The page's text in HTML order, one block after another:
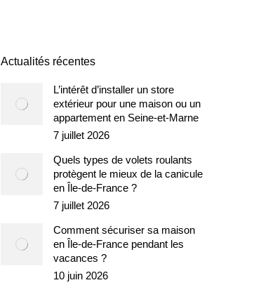
Actualités récentes
L’intérêt d’installer un store
extérieur pour une maison ou un
appartement en Seine-et-Marne
7 juillet 2026
Quels types de volets roulants
protègent le mieux de la canicule
en Île-de-France ?
7 juillet 2026
Comment sécuriser sa maison
en Île-de-France pendant les
vacances ?
10 juin 2026